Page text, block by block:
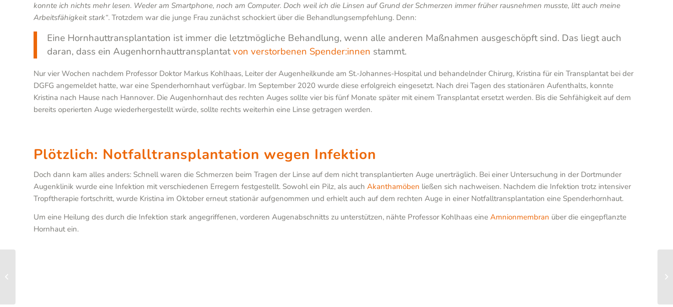
konnte ich nichts mehr lesen. Weder am Smartphone, noch am Computer. Doch weil ich die Linsen auf Grund der Schmerzen immer früher rausnehmen musste, litt auch meine
Arbeitsfähigkeit stark“. Trotzdem war die junge Frau zunächst schockiert über die Behandlungsempfehlung. Denn:
Eine Hornhauttransplantation ist immer die letztmögliche Behandlung, wenn alle anderen Maßnahmen ausgeschöpft sind. Das liegt auch
daran, dass ein Augenhornhauttransplantatvon verstorbenen Spender:innen stammt.
Nur vier Wochen nachdem Professor Doktor Markus Kohlhaas, Leiter der Augenheilkunde am St.-Johannes-Hospital und behandelnder Chirurg, Kristina für ein Transplantat bei der
DGFG angemeldet hatte, war eine Spenderhornhaut verfügbar. Im September 2020 wurde diese erfolgreich eingesetzt. Nach drei Tagen des stationären Aufenthalts, konnte
Kristina nach Hause nach Hannover. Die Augenhornhaut des rechten Auges sollte vier bis fünf Monate später mit einem Transplantat ersetzt werden. Bis die Sehfähigkeit auf dem
bereits operierten Auge wiederhergestellt würde, sollte rechts weiterhin eine Linse getragen werden.
Plötzlich: Notfalltransplantation wegen Infektion
Doch dann kam alles anders: Schnell waren die Schmerzen beim Tragen der Linse auf dem nicht transplantierten Auge unerträglich. Bei einer Untersuchung in der Dortmunder
Augenklinik wurde eine Infektion mit verschiedenen Erregern festgestellt. Sowohl ein Pilz, als auch Akanthamöben ließen sich nachweisen. Nachdem die Infektion trotz intensiver
Tropftherapie fortschritt, wurde Kristina im Oktober erneut stationär aufgenommen und erhielt auch auf dem rechten Auge in einer Notfalltransplantation eine Spenderhornhaut.
Um eine Heilung des durch die Infektion stark angegriffenen, vorderen Augenabschnitts zu unterstützen, nähte Professor Kohlhaas eine Amnionmembran über die eingepflanzte
Hornhaut ein.